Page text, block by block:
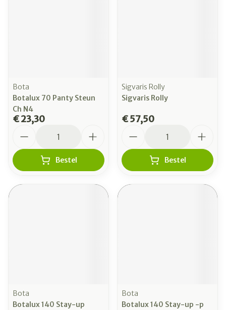
Bota
Botalux 70 Panty Steun
Ch N4
€ 23,30
Bestel
Sigvaris Rolly
Sigvaris Rolly
€ 57,50
Bestel
Bota
Botalux 140 Stay-up
Bota
Botalux 140 Stay-up -p